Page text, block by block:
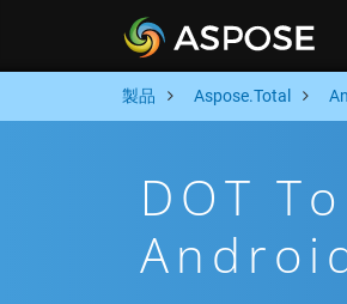
製品 Aspose.Total
DOT